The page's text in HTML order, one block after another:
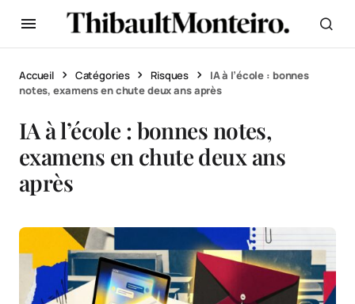
Accueil Catégories Risques
IA à l’école : bonnes
notes, examens en chute deux ans après
IA à l’école : bonnes notes,
examens en chute deux ans
après